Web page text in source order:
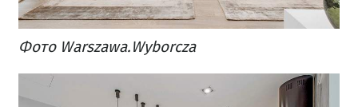
​Фото Warszawa.Wyborcza